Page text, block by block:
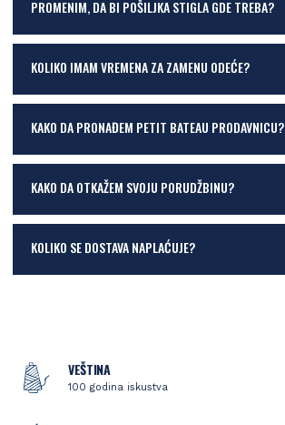
PROMENIM, DA BI POŠILJKA STIGLA GDE TREBA?
KOLIKO IMAM VREMENA ZA ZAMENU ODEĆE?
KAKO DA PRONAĐEM PETIT BATEAU PRODAVNICU?
KAKO DA OTKAŽEM SVOJU PORUDŽBINU?
KOLIKO SE DOSTAVA NAPLAĆUJE?
VEŠTINA
100 godina iskustva